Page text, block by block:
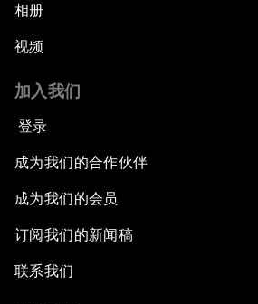
相册
视频
加入我们
登录
成为我们的合作伙伴
成为我们的会员
订阅我们的新闻稿
联系我们